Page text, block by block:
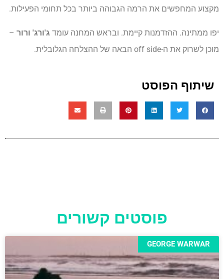
מקצוע המחפשים את הרמה הגבוהה ביותר בכל תחומי הפעילות.
יפו ממתינה. ההזדמנות קיימת. ובראש המחנה עומד ג'ורג' ורור –
מוכן לשרוק את ה-off side הבאה של ההצלחה הגלובלית.
שיתוף הפוסט
פוסטים קשורים
GEORGE WARWAR